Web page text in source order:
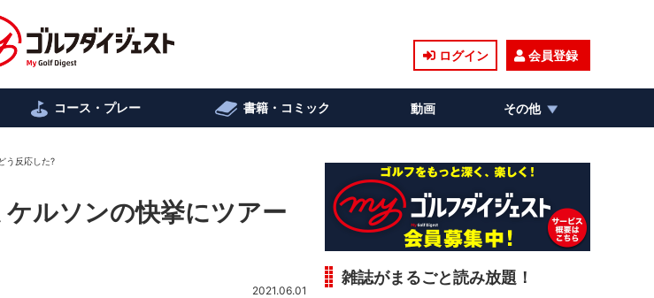
ログイン 会員登録
コース・プレー 書籍・コミック 動画 その他
う反応した?
ケルソンの快挙にツアー
2021.06.01
雑誌がまるごと読み放題！